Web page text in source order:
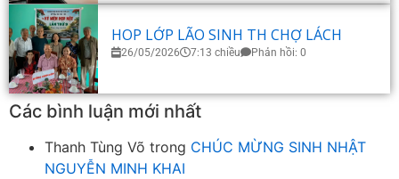
HOP LỚP LÃO SINH TH CHỢ LÁCH
26/05/2026 7:13 chiều Phản hồi: 0
Các bình luận mới nhất
Thanh Tùng Võ trong CHÚC MỪNG SINH NHẬT
NGUYỄN MINH KHAI